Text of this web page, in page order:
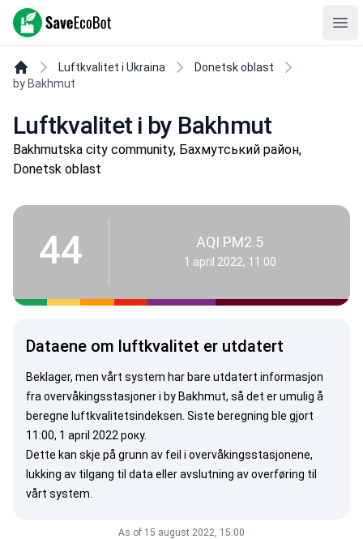
SaveEcoBot
Luftkvalitet i Ukraina
Donetsk oblast
by Bakhmut
Luftkvalitet i by Bakhmut
Bakhmutska city community, Бахмутський район,
Donetsk oblast
44 AQI PM2.5
1 april 2022, 11:00
Dataene om luftkvalitet er utdatert
Beklager, men vårt system har bare utdatert informasjon
fra overvåkingsstasjoner i by Bakhmut, så det er umulig å
beregne luftkvalitetsindeksen. Siste beregning ble gjort
11:00, 1 april 2022 року.
Dette kan skje på grunn av feil i overvåkingsstasjonene,
lukking av tilgang til data eller avslutning av overføring til
vårt system.
As of 15 august 2022, 15:00